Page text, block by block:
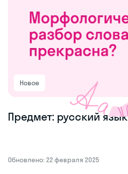
Новое
Предмет: русский язык
Обновлено: 22 февраля 2025